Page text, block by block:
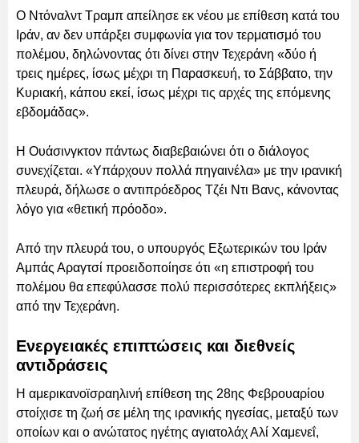
Ο Ντόναλντ Τραμπ απείλησε εκ νέου με επίθεση κατά του
Ιράν, αν δεν υπάρξει συμφωνία για τον τερματισμό του
πολέμου, δηλώνοντας ότι δίνει στην Τεχεράνη «δύο ή
τρεις ημέρες, ίσως μέχρι τη Παρασκευή, το Σάββατο, την
Κυριακή, κάπου εκεί, ίσως μέχρι τις αρχές της επόμενης
εβδομάδας».
Η Ουάσινγκτον πάντως διαβεβαιώνει ότι ο διάλογος
συνεχίζεται. «Υπάρχουν πολλά πηγαινέλα» με την ιρανική
πλευρά, δήλωσε ο αντιπρόεδρος Τζέι Ντι Βανς, κάνοντας
λόγο για «θετική πρόοδο».
Από την πλευρά του, ο υπουργός Εξωτερικών του Ιράν
Αμπάς Αραγτσί προειδοποίησε ότι «η επιστροφή του
πολέμου θα επεφύλασσε πολύ περισσότερες εκπλήξεις»
από την Τεχεράνη.
Ενεργειακές επιπτώσεις και διεθνείς
αντιδράσεις
Η αμερικανοϊσραηλινή επίθεση της 28ης Φεβρουαρίου
στοίχισε τη ζωή σε μέλη της ιρανικής ηγεσίας, μεταξύ των
οποίων και ο ανώτατος ηγέτης αγιατολάχ Αλί Χαμενεΐ,